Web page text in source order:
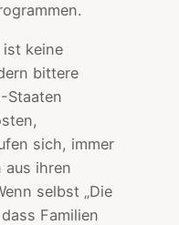
ist keine
bittere
Staaten
sich, immer
aus ihren
selbst „Die
Familien